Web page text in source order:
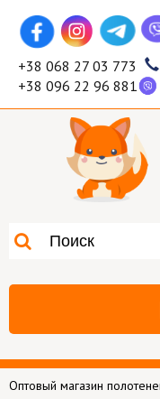
+38 068 27 03 773
+38 096 22 96 881
Оптовый магазин